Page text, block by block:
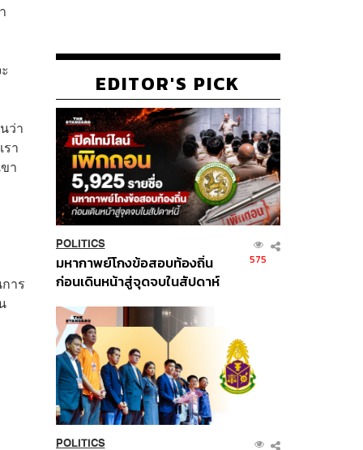
ว่า
า
า
าร
EDITOR'S PICK
POLITICS
มหากาพย์โกงข้อสอบท้องถิ่น
ก่อนเดินหน้าสู่จุดจบในสัปดาห์
575
POLITICS